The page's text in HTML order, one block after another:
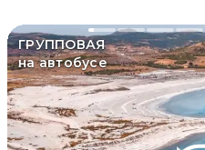
ГРУППОВАЯ
на автобусе